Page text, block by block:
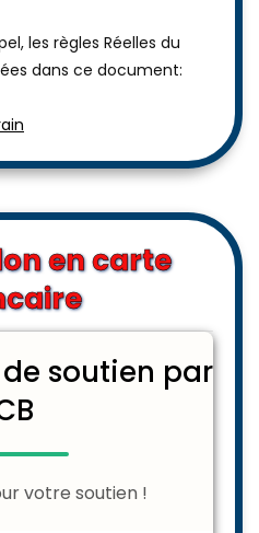
les règles Réelles du
dans ce document:
en carte
soutien par
votre soutien !